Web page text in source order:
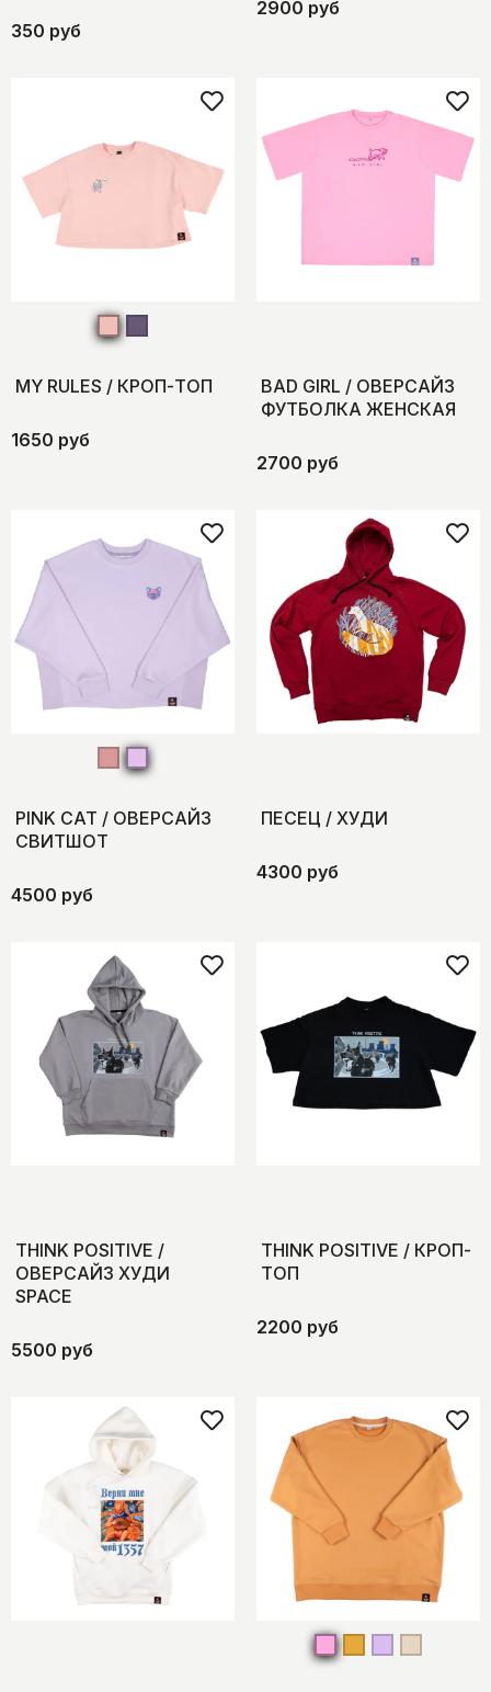
350 руб
2900 руб
MY RULES / КРОП-ТОП
1650 руб
BAD GIRL / ОВЕРСАЙЗ
ФУТБОЛКА ЖЕНСКАЯ
2700 руб
PINK CAT / ОВЕРСАЙЗ
СВИТШОТ
4500 руб
ПЕСЕЦ / ХУДИ
4300 руб
THINK POSITIVE /
ОВЕРСАЙЗ ХУДИ
SPACE
5500 руб
THINK POSITIVE / КРОП-
ТОП
2200 руб